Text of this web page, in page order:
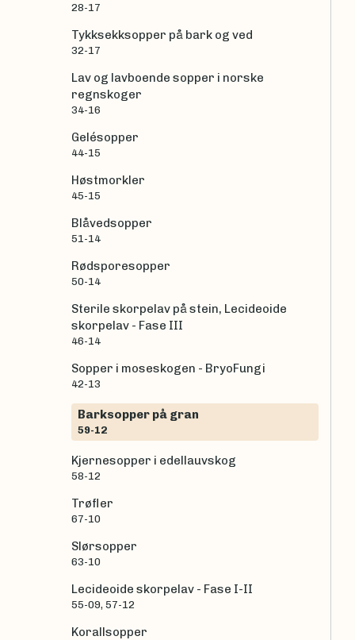
28-17
Tykksekksopper på bark og ved
32-17
Lav og lavboende sopper i norske
regnskoger
34-16
Gelésopper
44-15
Høstmorkler
45-15
Blåvedsopper
51-14
Rødsporesopper
50-14
Sterile skorpelav på stein, Lecideoide
skorpelav - Fase III
46-14
Sopper i moseskogen - BryoFungi
42-13
Barksopper på gran
59-12
Kjernesopper i edellauvskog
58-12
Trøfler
67-10
Slørsopper
63-10
Lecideoide skorpelav - Fase I-II
55-09, 57-12
Korallsopper